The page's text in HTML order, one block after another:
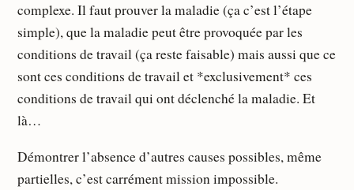
complexe. Il faut prouver la maladie (ça c’est l’étape
simple), que la maladie peut être provoquée par les
conditions de travail (ça reste faisable) mais aussi que ce
sont ces conditions de travail et *exclusivement* ces
conditions de travail qui ont déclenché la maladie. Et
là…
Démontrer l’absence d’autres causes possibles, même
partielles, c’est carrément mission impossible.